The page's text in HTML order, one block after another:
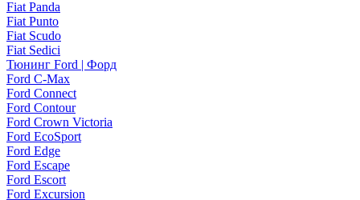
Fiat Panda
Fiat Punto
Fiat Scudo
Fiat Sedici
Тюнинг Ford | Форд
Ford C-Max
Ford Connect
Ford Contour
Ford Crown Victoria
Ford EcoSport
Ford Edge
Ford Escape
Ford Escort
Ford Excursion